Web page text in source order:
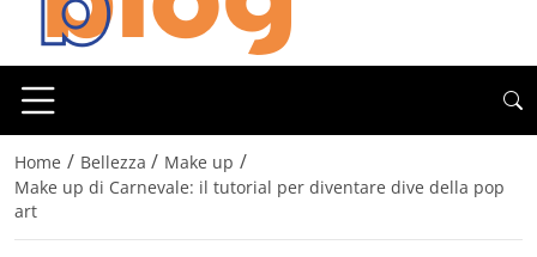
Home / Bellezza / Make up /
Make up di Carnevale: il tutorial per diventare dive della pop
art